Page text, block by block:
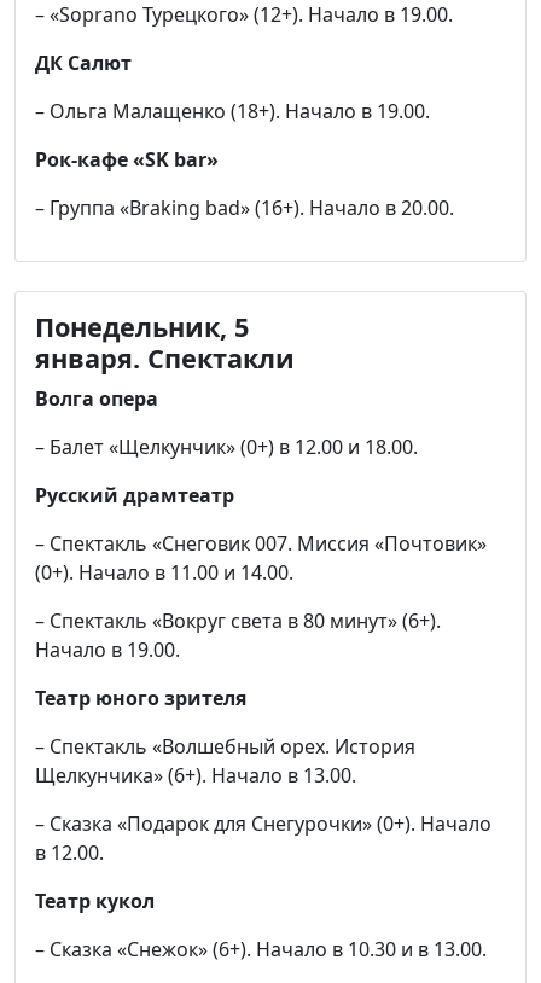
– «Soprano Турецкого» (12+). Начало в 19.00.
ДК Салют
– Ольга Малащенко (18+). Начало в 19.00.
Рок-кафе «SK bar»
– Группа «Braking bad» (16+). Начало в 20.00.
Понедельник, 5
января. Спектакли
Волга опера
– Балет «Щелкунчик» (0+) в 12.00 и 18.00.
Русский драмтеатр
– Спектакль «Снеговик 007. Миссия «Почтовик»
(0+). Начало в 11.00 и 14.00.
– Спектакль «Вокруг света в 80 минут» (6+).
Начало в 19.00.
Театр юного зрителя
– Спектакль «Волшебный орех. История
Щелкунчика» (6+). Начало в 13.00.
– Сказка «Подарок для Снегурочки» (0+). Начало
в 12.00.
Театр кукол
– Сказка «Снежок» (6+). Начало в 10.30 и в 13.00.